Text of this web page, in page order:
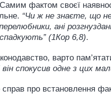
фактом своєї
“Чи ж не знаєте, що
ані
(1Кор 6,8).
варто
спокусив одне з цих
про встановлення